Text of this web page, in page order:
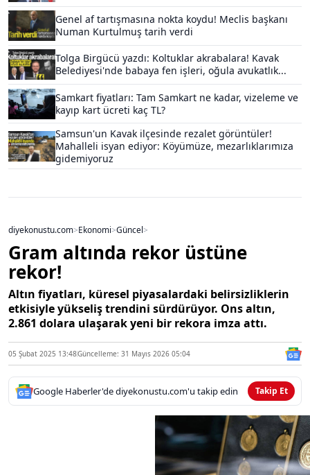
Genel af tartışmasına nokta koydu! Meclis başkanı
Numan Kurtulmuş tarih verdi
Tolga Birgücü yazdı: Koltuklar akrabalara! Kavak
Belediyesi'nde babaya fen işleri, oğula avukatlık...
Samkart fiyatları: Tam Samkart ne kadar, vizeleme ve
kayıp kart ücreti kaç TL?
Samsun'un Kavak ilçesinde rezalet görüntüler!
Mahalleli isyan ediyor: Köyümüze, mezarlıklarımıza
gidemiyoruz
diyekonustu.com>Ekonomi>Güncel>
Gram altında rekor üstüne
rekor!
Altın fiyatları, küresel piyasalardaki belirsizliklerin
etkisiyle yükseliş trendini sürdürüyor. Ons altın,
2.861 dolara ulaşarak yeni bir rekora imza attı.
05 Şubat 2025 13:48Güncelleme: 31 Mayıs 2026 05:04
Google Haberler'de diyekonustu.com'u takip edin Takip Et